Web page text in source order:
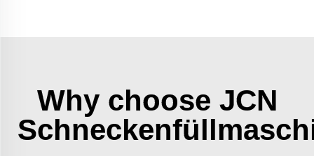
Why choose JCN